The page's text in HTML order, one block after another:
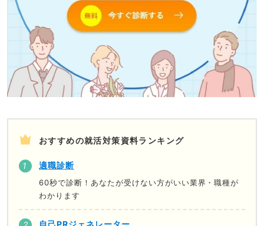
おすすめの就活対策資料ランキング
適職診断
60秒で診断！あなたが受けない方がいい業界・職種が
わかります
自己PRジェネレーター